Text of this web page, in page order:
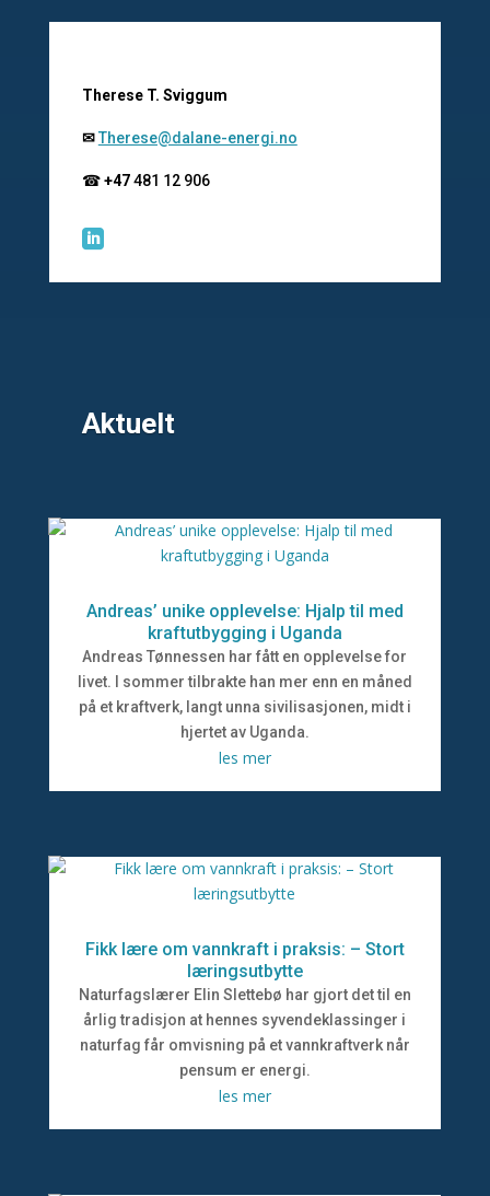
Therese T. Sviggum
✉Therese@dalane-energi.no
☎+47481 12 906

Aktuelt
Andreas’ unike opplevelse: Hjalp til med
kraftutbygging i Uganda
Andreas Tønnessen har fått en opplevelse for
livet. I sommer tilbrakte han mer enn en måned
på et kraftverk, langt unna sivilisasjonen, midt i
hjertet av Uganda.
les mer
Fikk lære om vannkraft i praksis: – Stort
læringsutbytte
Naturfagslærer Elin Slettebø har gjort det til en
årlig tradisjon at hennes syvendeklassinger i
naturfag får omvisning på et vannkraftverk når
pensum er energi.
les mer